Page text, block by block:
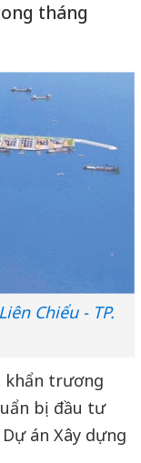
tháng
Chiểu - TP.
khẩn trương
bị đầu tư
án Xây dựng